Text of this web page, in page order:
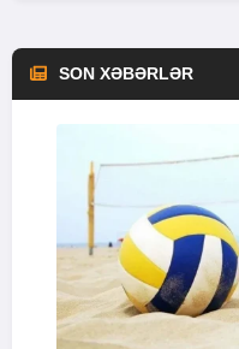
SON XƏBƏRLƏR